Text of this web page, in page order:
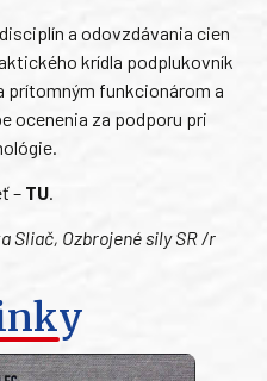
a odovzdávania cien
krídla podplukovník
prítomným funkcionárom a
ocenenia za podporu pri
– TU.
Sliač, Ozbrojené sily SR /r